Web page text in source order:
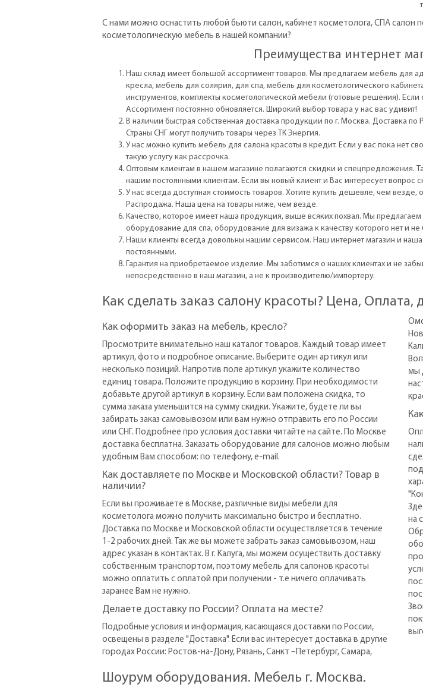
С нами можно оснастить любой бьюти салон, кабинет косметолога, СПА салон
косметологическую мебель в нашей компании?
Преимущества интернет
Наш склад имеет большой ассортимент товаров. Мы предлагаем мебель для
кресла, мебель для солярия, для спа, мебель для косметологического
инструментов, комплекты косметологической мебели (готовые решения).
Ассортимент постоянно обновляется. Широкий выбор товара у нас вас удивит!
В наличии быстрая собственная доставка продукции по г. Москва. Доставка
Страны СНГ могут получить товары через ТК Энергия.
У нас можно купить мебель для салона красоты в кредит. Если у вас пока
такую услугу как рассрочка.
Оптовым клиентам в нашем магазине полагаются скидки и спецпредложения.
нашим постоянными клиентам. Если вы новый клиент и Вас интересует
У нас всегда доступная стоимость товаров. Хотите купить дешевле, чем
Распродажа. Наша цена на товары ниже, чем везде.
Качество, которое имеет наша продукция, выше всяких похвал. Мы
оборудование для спа, оборудование для визажа к качеству которого нет и
Наши клиенты всегда довольны нашим сервисом. Наш интернет магазин и
постоянными.
Гарантия на приобретаемое изделие. Мы заботимся о наших клиентах и не
непосредственно в наш магазин, а не к производителю/импортеру.
Как сделать заказ салону красоты? Цена, Оплата,
Как оформить заказ на мебель, кресло?
Просмотрите внимательно наш каталог товаров. Каждый товар имеет
артикул, фото и подробное описание. Выберите один артикул или
несколько позиций. Напротив поле артикул укажите количество
единиц товара. Положите продукцию в корзину. При необходимости
добавьте другой артикул в корзину. Если вам положена скидка, то
сумма заказа уменьшится на сумму скидки. Укажите, будете ли вы
забирать заказ самовывозом или вам нужно отправить его по России
или СНГ. Подробнее про условия доставки читайте на сайте. По Москве
доставка бесплатна. Заказать оборудование для салонов можно любым
удобным Вам способом: по телефону, e-mail.
Как доставляете по Москве и Московской области? Товар в
наличии?
Если вы проживаете в Москве, различные виды мебели для
косметолога можно получить максимально быстро и бесплатно.
Доставка по Москве и Московской области осуществляется в течение
1-2 рабочих дней. Так же вы можете забрать заказ самовывозом, наш
адрес указан в контактах. В г. Калуга, мы можем осуществить доставку
собственным транспортом, поэтому мебель для салонов красоты
можно оплатить с оплатой при получении - т.е ничего оплачивать
заранее Вам не нужно.
Делаете доставку по России? Оплата на месте?
Подробные условия и информация, касающаяся доставки по России,
освещены в разделе "Доставка". Если вас интересует доставка в другие
городах России: Ростов-на-Дону, Рязань, Санкт –Петербург, Самара,
мы
на
Шоурум оборудования. Мебель г. Москва.